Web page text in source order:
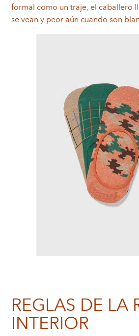
formal como un traje, el caballero
se vean y peor aún cuando son
REGLAS DE LA
INTERIOR